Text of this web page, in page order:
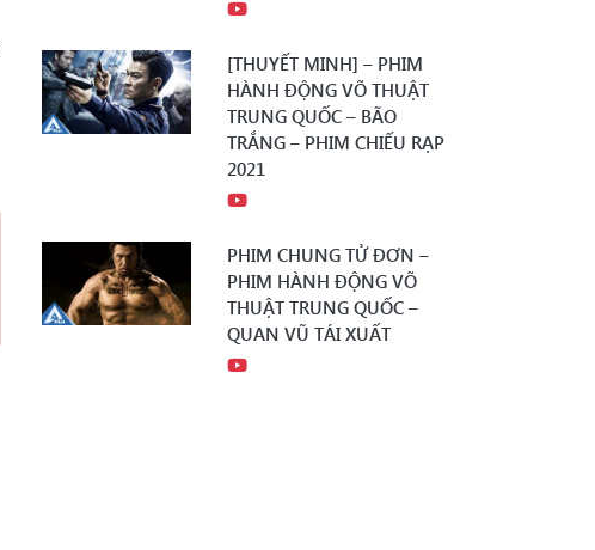
[THUYẾT MINH] – PHIM
HÀNH ĐỘNG VÕ THUẬT
TRUNG QUỐC – BÃO
TRẮNG – PHIM CHIẾU RẠP
2021
PHIM CHUNG TỬ ĐƠN –
PHIM HÀNH ĐỘNG VÕ
THUẬT TRUNG QUỐC –
QUAN VŨ TÁI XUẤT